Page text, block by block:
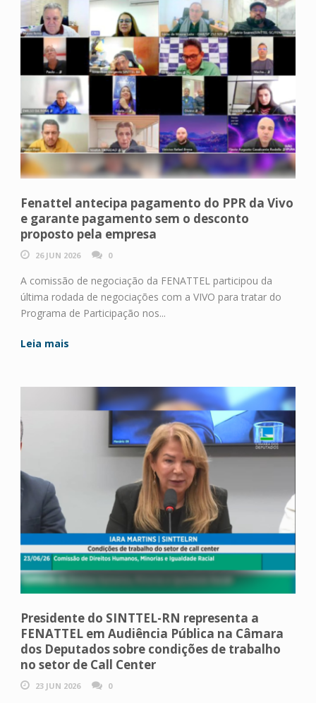
Fenattel antecipa pagamento do PPR da Vivo
e garante pagamento sem o desconto
proposto pela empresa
26 JUN 2026 0
A comissão de negociação da FENATTEL participou da
última rodada de negociações com a VIVO para tratar do
Programa de Participação nos...
Leia mais
Presidente do SINTTEL-RN representa a
FENATTEL em Audiência Pública na Câmara
dos Deputados sobre condições de trabalho
no setor de Call Center
23 JUN 2026 0